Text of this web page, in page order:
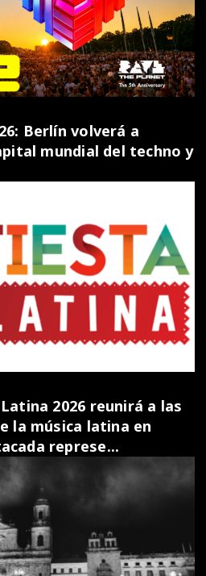
Berlín volverá a
mundial del techno y
2026 reunirá a las
la música latina en
represe...